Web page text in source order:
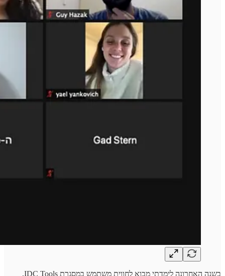
בשנה האחרונה לימדתי מבוא לחווית משתמש במסגרת IDC Tools,